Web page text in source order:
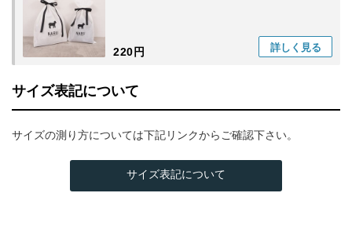
220円 詳しく 見る
サイズ表記について
サイズの測り方については下記リンクからご確認下さい。
サイズ表記について